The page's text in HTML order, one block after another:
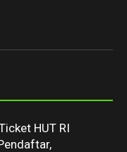
HUT RI